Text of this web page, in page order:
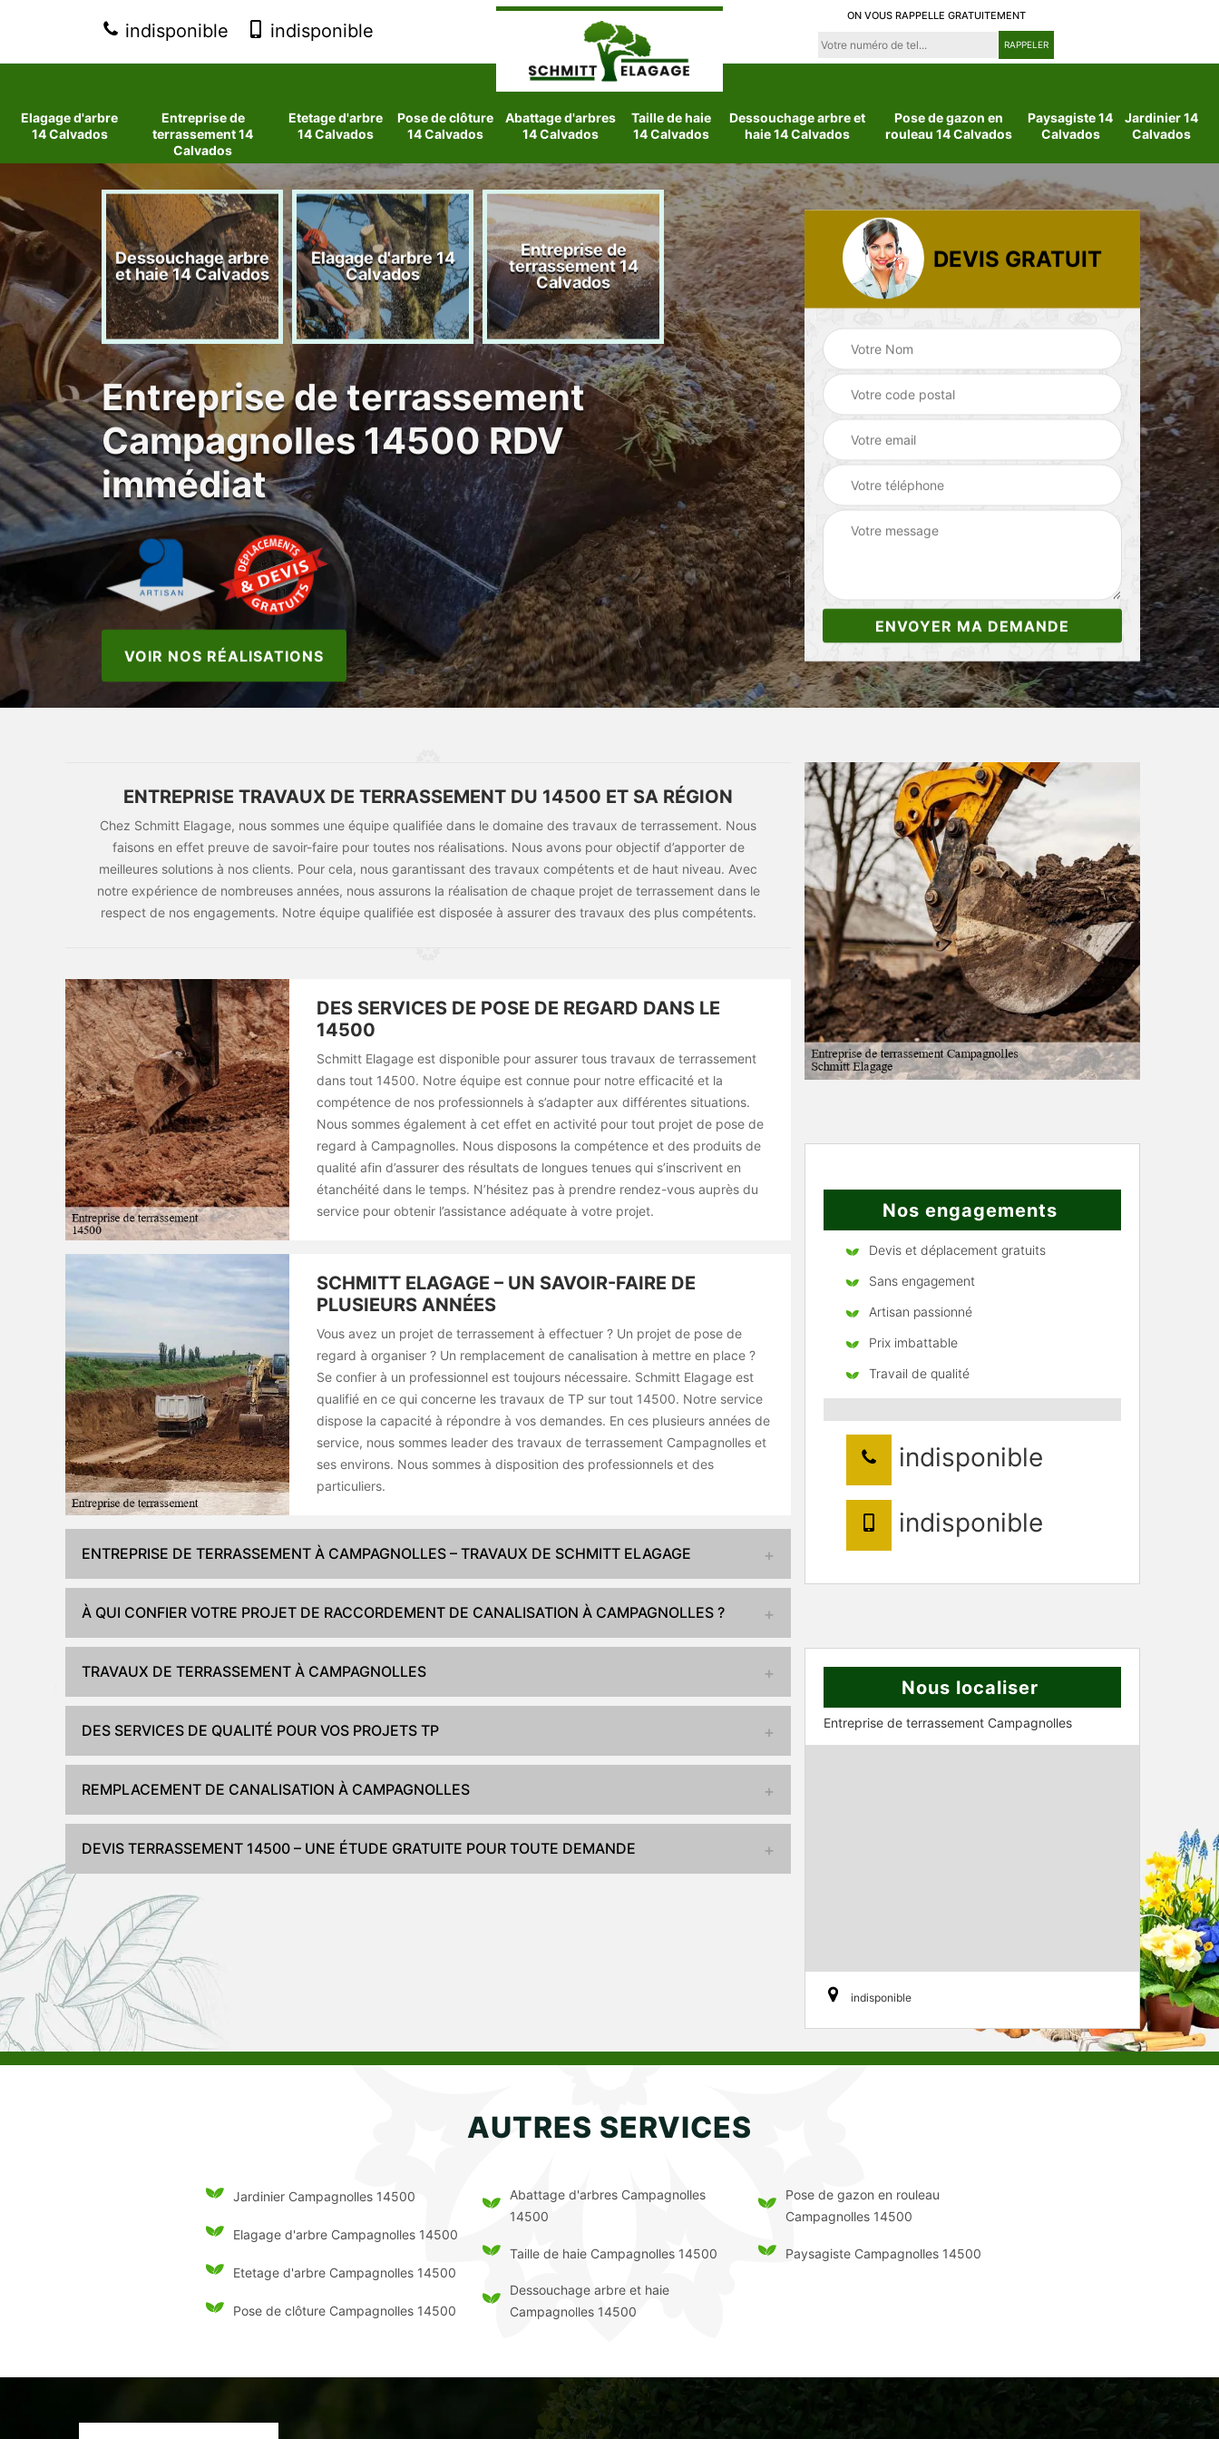
indisponible indisponible
ON VOUS RAPPELLE GRATUITEMENT
Elagage d'arbre
14 Calvados
Entreprise de
terrassement 14
Calvados
Etetage d'arbre
14 Calvados
Pose de clôture
14 Calvados
Abattage d'arbres
14 Calvados
Taille de haie
14 Calvados
Dessouchage arbre et
haie 14 Calvados
Pose de gazon en
rouleau 14 Calvados
Paysagiste 14
Calvados
Jardinier 14
Calvados
d'arbres
Dessouchage arbre
et haie 14 Calvados
Elagage d'arbre 14
Calvados
Entreprise de
terrassement 14
Calvados
Etetage d'arbre 14
Calvados
Jardinier 14
Calvados
Paysagiste 14
Calvados
Entreprise de terrassement
Campagnolles 14500 RDV
immédiat
VOIR NOS RÉALISATIONS
DEVIS GRATUIT
ENTREPRISE TRAVAUX DE TERRASSEMENT DU 14500 ET SA RÉGION
Chez Schmitt Elagage, nous sommes une équipe qualifiée dans le domaine des travaux de terrassement. Nous
faisons en effet preuve de savoir-faire pour toutes nos réalisations. Nous avons pour objectif d’apporter de
meilleures solutions à nos clients. Pour cela, nous garantissant des travaux compétents et de haut niveau. Avec
notre expérience de nombreuses années, nous assurons la réalisation de chaque projet de terrassement dans le
respect de nos engagements. Notre équipe qualifiée est disposée à assurer des travaux des plus compétents.
DES SERVICES DE POSE DE REGARD DANS LE
14500
Schmitt Elagage est disponible pour assurer tous travaux de terrassement
dans tout 14500. Notre équipe est connue pour notre efficacité et la
compétence de nos professionnels à s’adapter aux différentes situations.
Nous sommes également à cet effet en activité pour tout projet de pose de
regard à Campagnolles. Nous disposons la compétence et des produits de
qualité afin d’assurer des résultats de longues tenues qui s’inscrivent en
étanchéité dans le temps. N’hésitez pas à prendre rendez-vous auprès du
service pour obtenir l’assistance adéquate à votre projet.
SCHMITT ELAGAGE – UN SAVOIR-FAIRE DE
PLUSIEURS ANNÉES
Vous avez un projet de terrassement à effectuer ? Un projet de pose de
regard à organiser ? Un remplacement de canalisation à mettre en place ?
Se confier à un professionnel est toujours nécessaire. Schmitt Elagage est
qualifié en ce qui concerne les travaux de TP sur tout 14500. Notre service
dispose la capacité à répondre à vos demandes. En ces plusieurs années de
service, nous sommes leader des travaux de terrassement Campagnolles et
ses environs. Nous sommes à disposition des professionnels et des
particuliers.
ENTREPRISE DE TERRASSEMENT À CAMPAGNOLLES – TRAVAUX DE SCHMITT ELAGAGE
À QUI CONFIER VOTRE PROJET DE RACCORDEMENT DE CANALISATION À CAMPAGNOLLES ?
TRAVAUX DE TERRASSEMENT À CAMPAGNOLLES
DES SERVICES DE QUALITÉ POUR VOS PROJETS TP
REMPLACEMENT DE CANALISATION À CAMPAGNOLLES
DEVIS TERRASSEMENT 14500 – UNE ÉTUDE GRATUITE POUR TOUTE DEMANDE
Nos engagements
Devis et déplacement gratuits
Sans engagement
Artisan passionné
Prix imbattable
Travail de qualité
indisponible
indisponible
Nous localiser
Entreprise de terrassement Campagnolles
indisponible
AUTRES SERVICES
Jardinier Campagnolles 14500
Elagage d'arbre Campagnolles 14500
Etetage d'arbre Campagnolles 14500
Pose de clôture Campagnolles 14500
Abattage d'arbres Campagnolles
14500
Taille de haie Campagnolles 14500
Dessouchage arbre et haie
Campagnolles 14500
Pose de gazon en rouleau
Campagnolles 14500
Paysagiste Campagnolles 14500